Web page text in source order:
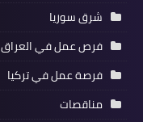
شرق سوريا
فرص عمل في العراق
فرصة عمل في تركيا
مناقصات